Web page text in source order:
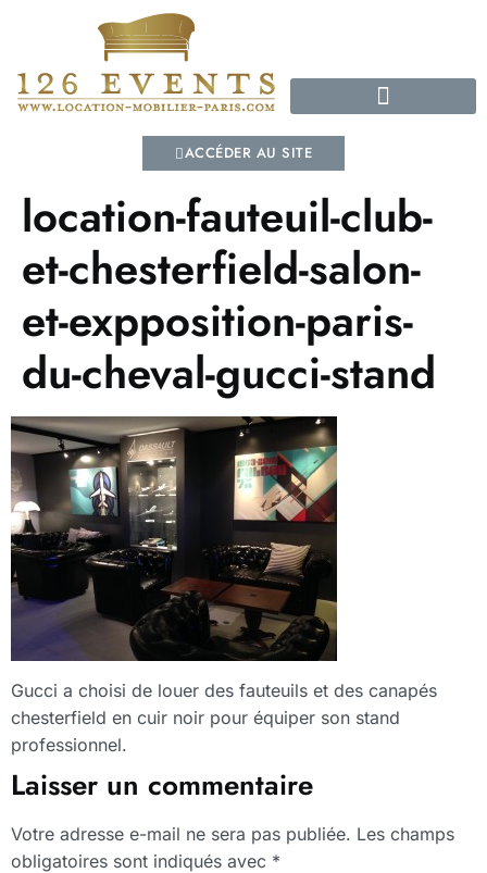
ACCÉDER AU SITE
location-fauteuil-club-
et-chesterfield-salon-
et-expposition-paris-
du-cheval-gucci-stand
Gucci a choisi de louer des fauteuils et des canapés
chesterfield en cuir noir pour équiper son stand
professionnel.
Laisser un commentaire
Votre adresse e-mail ne sera pas publiée. Les champs
obligatoires sont indiqués avec *